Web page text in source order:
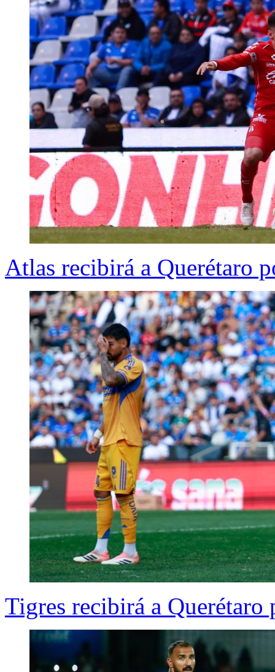
Atlas recibirá a Querétaro
Tigres recibirá a Querétaro